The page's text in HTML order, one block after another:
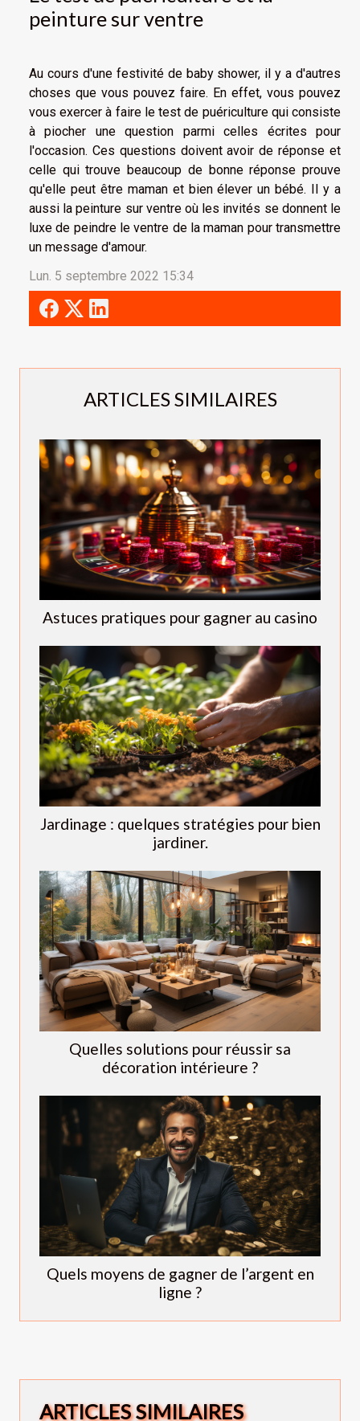
ARTICLES SIMILAIRES
Astuces pratiques pour gagner au casino
Jardinage : quelques stratégies pour bien
jardiner.
Quelles solutions pour réussir sa
décoration intérieure ?
Quels moyens de gagner de l’argent en
ligne ?
peinture sur ventre
Au cours d'une festivité de baby shower, il y a d'autres
choses que vous pouvez faire. En effet, vous pouvez
vous exercer à faire le test de puériculture qui consiste
à piocher une question parmi celles écrites pour
l'occasion. Ces questions doivent avoir de réponse et
celle qui trouve beaucoup de bonne réponse prouve
qu'elle peut être maman et bien élever un bébé. Il y a
aussi la peinture sur ventre où les invités se donnent le
luxe de peindre le ventre de la maman pour transmettre
un message d'amour.
Lun. 5 septembre 2022 15:34
ARTICLES SIMILAIRES